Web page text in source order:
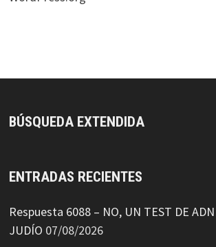
BÚSQUEDA EXTENDIDA
ENTRADAS RECIENTES
Respuesta 6088 – NO, UN TEST DE
JUDÍO 07/08/2026